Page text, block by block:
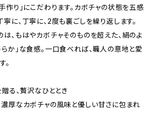
作り」にこだわります。カボチャの状態を五感
に、丁寧に、2度も裏ごしを繰り返します。
は、もはやカボチャそのものを超えた、絹のよ
らか」な食感。一口食べれば、職人の意地と愛
。
る、贅沢なひととき
厚なカボチャの風味と優しい甘さに包まれ